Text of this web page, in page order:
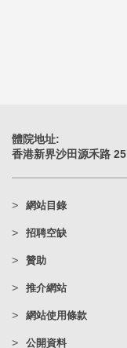
體院地址:
香港新界沙田源禾路
網站目錄
招聘空缺
贊助
推介網站
網站使用條款
公開資料